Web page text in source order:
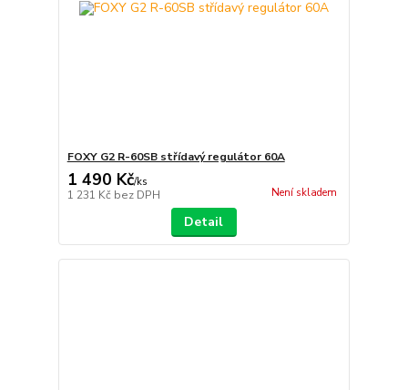
FOXY G2 R-60SB střídavý regulátor 60A
1 490 Kč/ks
1 231 Kč bez DPH Není skladem
Detail